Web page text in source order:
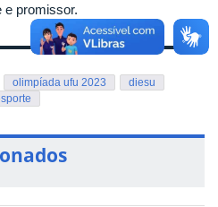
e promissor.
olimpíada ufu 2023
diesu